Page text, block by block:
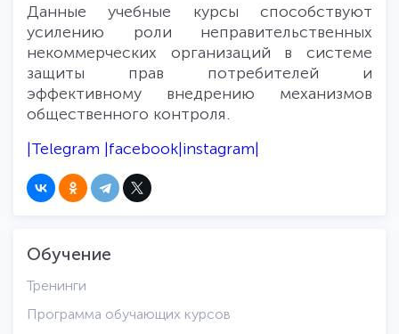
Данные учебные курсы способствуют
усилению роли неправительственных
некоммерческих организаций в системе
защиты прав потребителей и
эффективному внедрению механизмов
общественного контроля.
|Telegram |facebook|instagram|
Обучение
Тренинги
Программа обучающих курсов